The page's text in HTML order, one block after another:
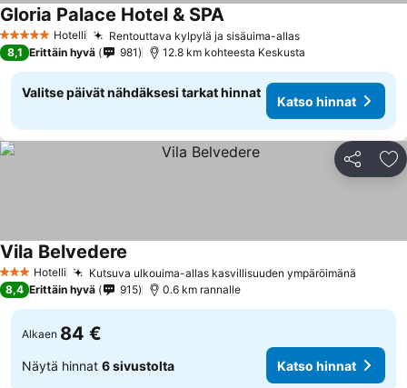
5 Tähtiluokitus
Hotelli Rentouttava kylpylä ja sisäuima-allasKatso hinnat
Gloria Palace Hotel & SPAKatso hinnat
8,1 Erittäin hyvä 981 12.8 km kohteesta Keskusta
Valitse päivät nähdäksesi tarkat hinnat
Katso hinnat
Jaa
3 Tähtiluokitus
Hotelli Kutsuva ulkouima-allas kasvillisuuden ympäröimänä
Vila Belvedere
8,4 Erittäin hyvä 915 0.6 km rannalle
Alkaen 84 €
Näytä hinnat 6 sivustolta Katso hinnat